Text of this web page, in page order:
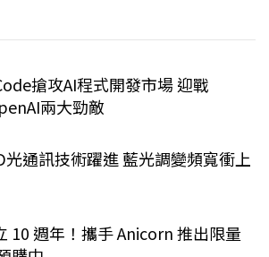
搶攻AI程式開發市場 迎戰
兩大勁敵
光通訊技術躍進 藍光調變頻寬衝上
10 週年！攜手 Anicorn 推出限量